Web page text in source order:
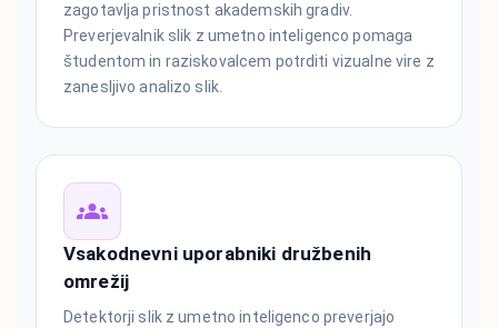
zagotavlja pristnost akademskih gradiv.
Preverjevalnik slik z umetno inteligenco pomaga
študentom in raziskovalcem potrditi vizualne vire z
zanesljivo analizo slik.
Vsakodnevni uporabniki družbenih
omrežij
Detektorji slik z umetno inteligenco preverjajo